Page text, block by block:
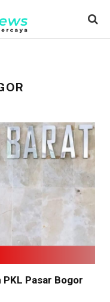
PKL Pasar Bogor